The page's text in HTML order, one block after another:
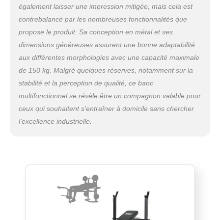
n'est pas utilisé. Maximisez votre espace
organisé. Performances sont bien supérieures à
celles d'une utilisation quotidienne, d'avoir un
équipement de fitness professionnel et une
expérience de fitness professionnelle.
【Confortable】Rembourrage confortable et de
soutien:équipé d'un rembourrage en mousse
épaisse de haute densité, notre banc offre un
confort et un soutien optimaux, réduisant ainsi la
tension sur votre dos et vos épaules pendant les
exercices. Le revêtement durable est facile à
qualité】Novonova a été créée en France,
fournissant un service client professionnel et de
haute qualité et disposant d'une équipe
technique professionnelle. Veuillez magasiner
également laisser une impression mitigée, mais cela est
contrebalancé par les nombreuses fonctionnalités que
propose le produit. Sa conception en métal et ses
dimensions généreuses assurent une bonne adaptabilité
aux différentes morphologies avec une capacité maximale
de 150 kg. Malgré quelques réserves, notamment sur la
stabilité et la perception de qualité, ce banc
multifonctionnel se révèle être un compagnon valable pour
ceux qui souhaitent s’entraîner à domicile sans chercher
l’excellence industrielle.